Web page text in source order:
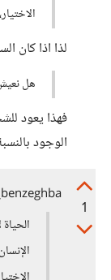
لذا اذا كان
هل
فهذا يعود
الوجود
1